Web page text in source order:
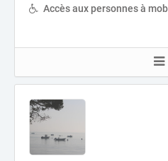
Accès aux personnes à